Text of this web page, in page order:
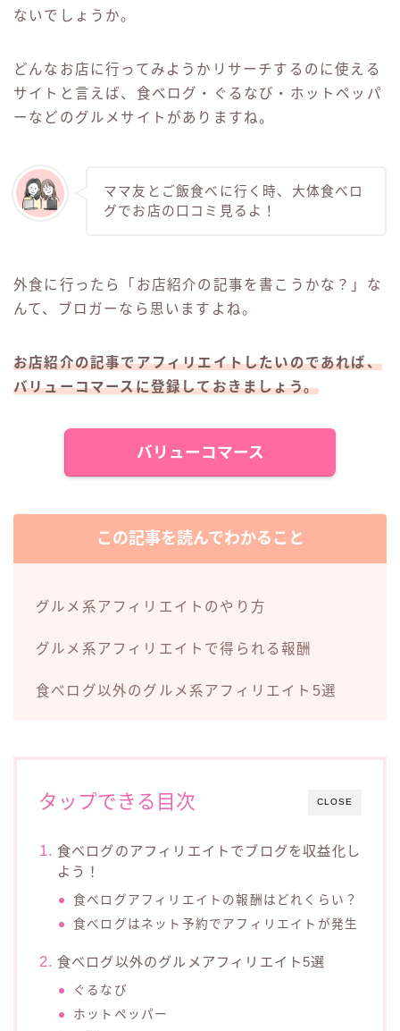
ないでしょうか。
どんなお店に行ってみようかリサーチするのに使える
サイトと言えば、食べログ・ぐるなび・ホットペッパ
ーなどのグルメサイトがありますね。
ママ友とご飯食べに行く時、大体食べロ
グでお店の口コミ見るよ！
外食に行ったら「お店紹介の記事を書こうかな？」な
んて、ブロガーなら思いますよね。
お店紹介の記事でアフィリエイトしたいのであれば、
バリューコマースに登録しておきましょう。
バリューコマース
この記事を読んでわかること
グルメ系アフィリエイトのやり方
グルメ系アフィリエイトで得られる報酬
食べログ以外のグルメ系アフィリエイト5選
CLOSE
タップできる目次
食べログのアフィリエイトでブログを収益化し
よう！
食べログアフィリエイトの報酬はどれくらい？
食べログはネット予約でアフィリエイトが発生
食べログ以外のグルメアフィリエイト5選
ぐるなび
ホットペッパー